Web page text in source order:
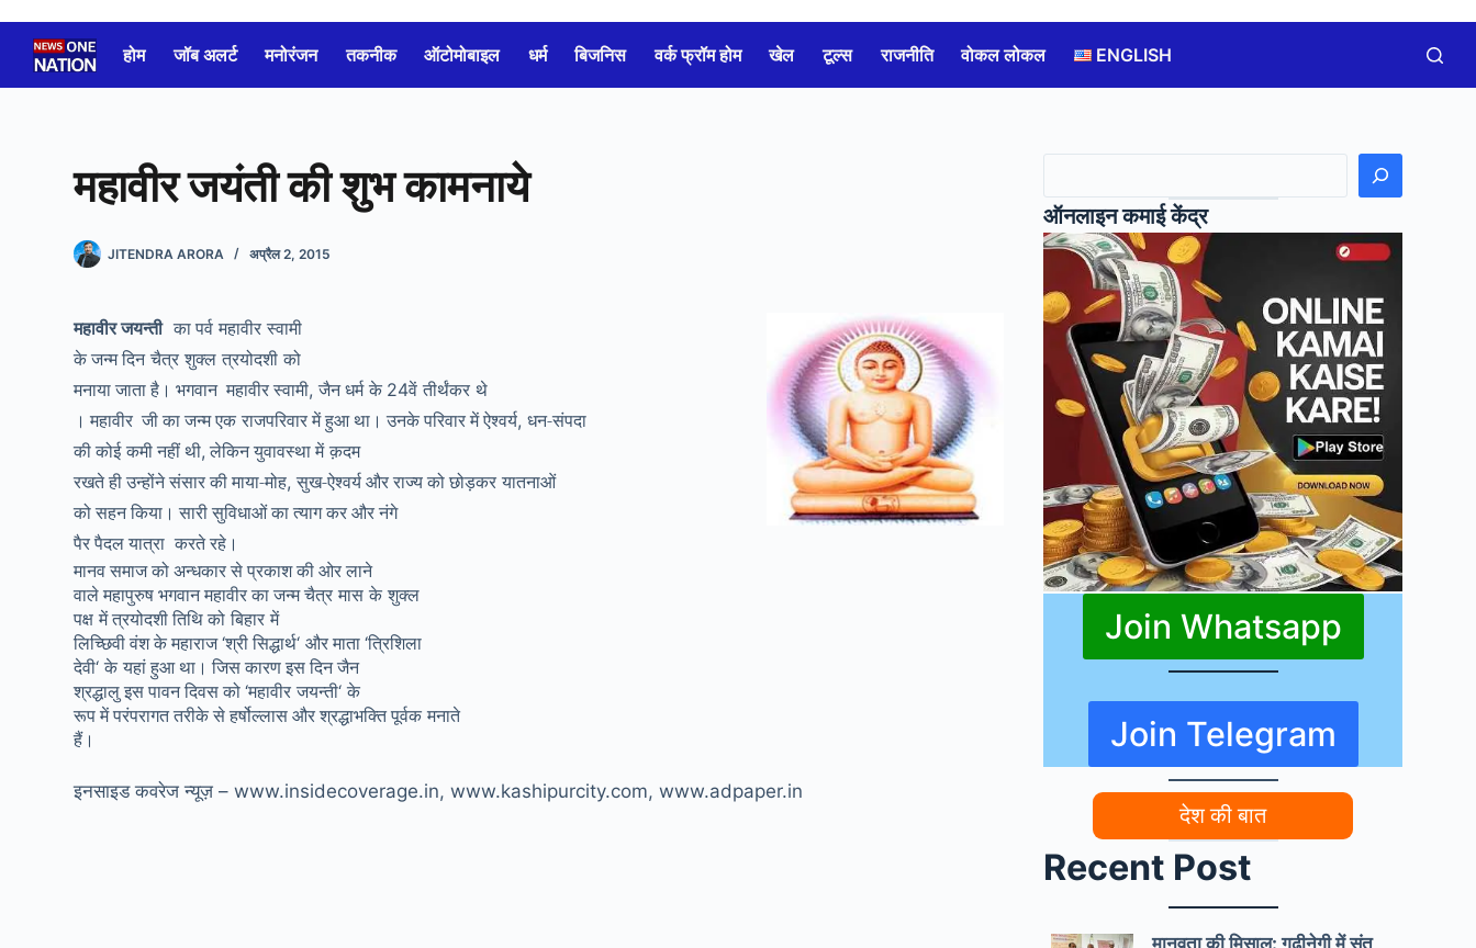
content
होम जॉब अलर्ट मनोरंजन तकनीक ऑटोमोबाइल धर्म बिजनिस वर्क फ्रॉम होम खेल टूल्स राजनीति वोकल लोकल ENGLISH
महावीर जयंती की शुभ कामनाये
JITENDRA ARORA अप्रैल 2, 2015
महावीर जयन्ती का पर्व महावीर स्वामी
के जन्म दिन चैत्र शुक्ल त्रयोदशी को
मनाया जाता है। भगवानमहावीर स्वामी,जैन धर्म के 24वें तीर्थंकर थे
। महावीर जी का जन्मएक राजपरिवार मेंहुआथा। उनके परिवार में ऐश्वर्य,धन-संपदा
की कोई कमी नहीं थी, लेकिनयुवावस्था में क़दम
रखते ही उन्होंने संसार की माया-मोह,सुख-ऐश्वर्य और राज्य को छोड़कर यातनाओं
को सहन किया। सारी सुविधाओं का त्याग करऔरनंगे
पैर पैदल यात्रा करते रहे।
मानव समाज को अन्धकार से प्रकाश की ओर लाने
वाले महापुरुष भगवान महावीर का जन्म चैत्र मास के शुक्ल
पक्ष में त्रयोदशी तिथि को बिहार में
लिच्छिवी वंश के महाराज‘श्री सिद्धार्थ‘और माता‘त्रिशिला
देवी‘के यहां हुआ था। जिस कारण इस दिन जैन
श्रद्धालु इस पावन दिवस को‘महावीर जयन्ती‘के
रूप में परंपरागत तरीके से हर्षोल्लास और श्रद्धाभक्ति पूर्वक मनाते
हैं।
इनसाइड कवरेज न्यूज़ – www.insidecoverage.in, www.kashipurcity.com, www.adpaper.in
ऑनलाइन कमाई केंद्र
Join Whatsapp
Join Telegram
देश की बात
Recent Post
मानवता की मिसाल: गढ़ीनेगी में संत